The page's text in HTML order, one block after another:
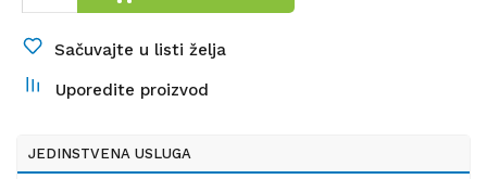
Sačuvajte u listi želja
Uporedite proizvod
JEDINSTVENA USLUGA